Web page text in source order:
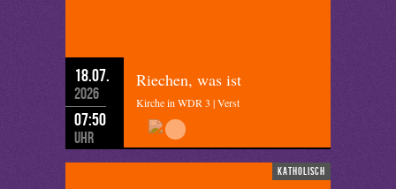
18.07.
2026
07:50
Uhr
Riechen, was ist
Kirche in WDR 3 | Verst
katholisch